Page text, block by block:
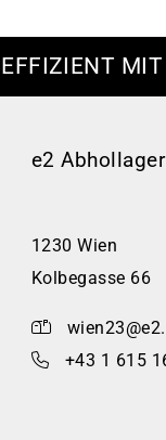
e2
1230 Wien
Kolbegasse 66
+43 1 615